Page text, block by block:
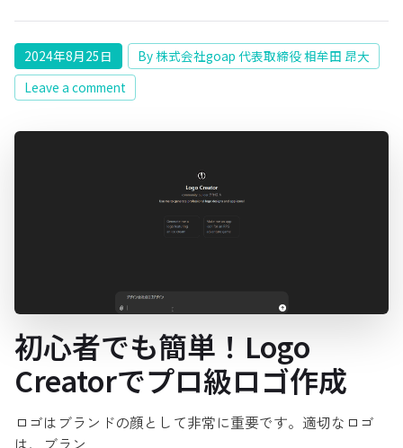
2024年8月25日
By 株式会社goap 代表取締役 相牟田 昂大
Leave a comment
初心者でも簡単！Logo
Creatorでプロ級ロゴ作成
ロゴはブランドの顔として非常に重要です。適切なロゴ